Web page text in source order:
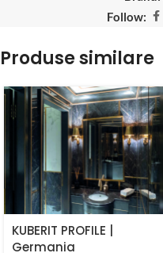
Follow:
Produse similare
KUBERIT PROFILE |
Germania